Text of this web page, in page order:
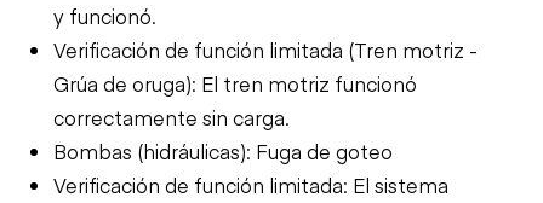
y funcionó.
Verificación de función limitada (Tren motriz -
Grúa de oruga): El tren motriz funcionó
correctamente sin carga.
Bombas (hidráulicas): Fuga de goteo
Verificación de función limitada: El sistema